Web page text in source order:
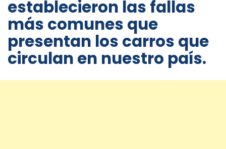
establecieron las fallas
más comunes que
presentan los carros que
circulan en nuestro país.